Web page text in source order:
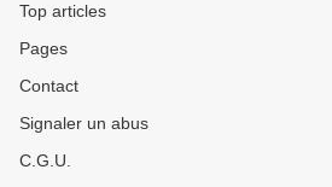
Top articles
Pages
Contact
Signaler un abus
C.G.U.